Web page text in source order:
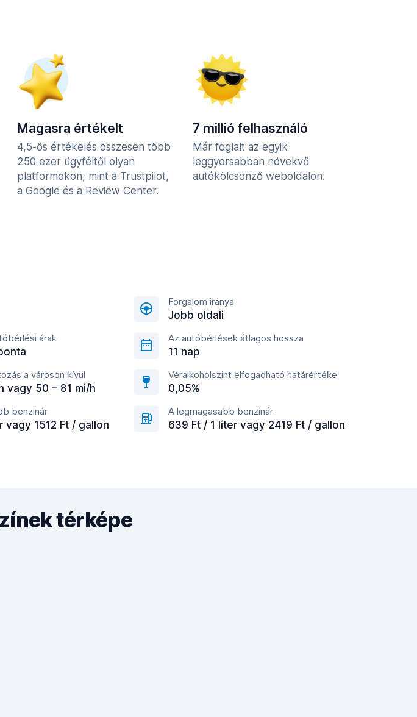
Magasra értékelt
4,5-ös értékelés összesen több
250 ezer ügyféltől olyan
platformokon, mint a Trustpilot,
a Google és a Review Center.
7 millió felhasználó
Már foglalt az egyik
leggyorsabban növekvő
autókölcsönző weboldalon.
Forgalom iránya
Jobb oldali
árak Az autóbérlések átlagos hossza
11 nap
a városon kívül
vagy 50 – 81 mi/h
Véralkoholszint elfogadható határértéke
0,05%
benzinár
vagy 1512 Ft / gallon
A legmagasabb benzinár
639 Ft / 1 liter vagy 2419 Ft / gallon
térképe